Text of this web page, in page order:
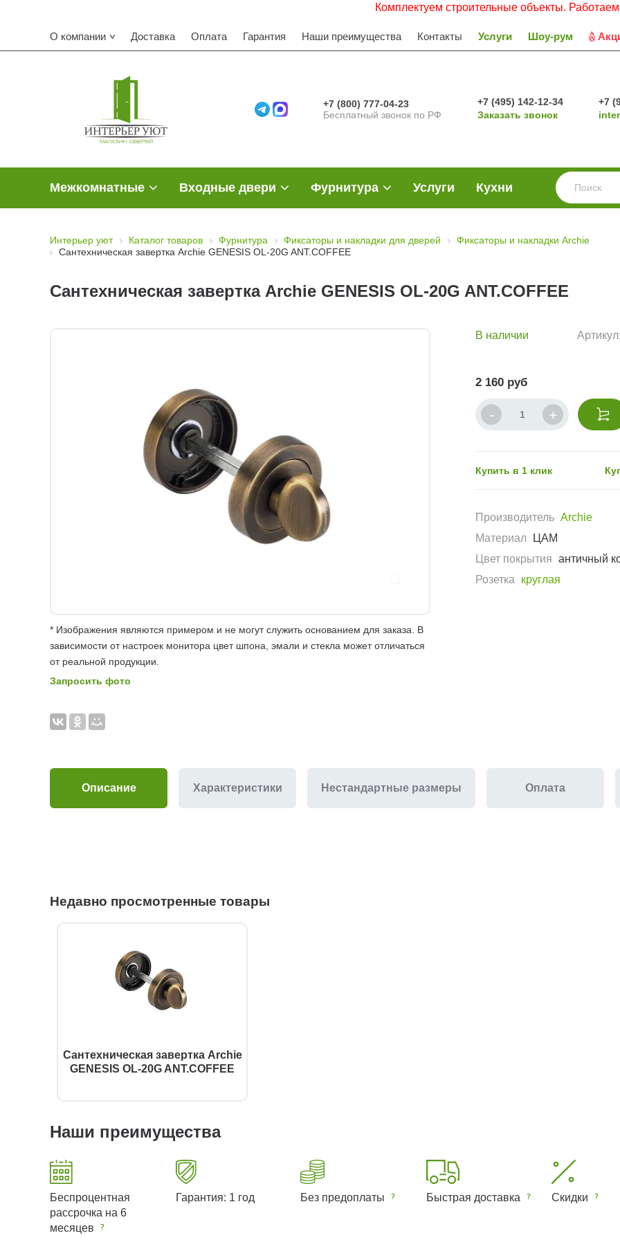
Комплектуем строительные объекты. Работаем с
О компании Доставка Оплата Гарантия Наши преимущества Контакты Услуги Шоу-рум
+7 (800) 777-04-23
Бесплатный звонок по РФ
+7 (495) 142-12-34
Заказать звонок
+7
Межкомнатные Входные двери Фурнитура Услуги Кухни
Интерьер уют Каталог товаров Фурнитура Фиксаторы и накладки для дверей
Фиксаторы и накладки Archie
Сантехническая завертка Archie GENESIS OL-20G ANT.COFFEE
Сантехническая завертка Archie GENESIS OL-20G ANT.COFFEE
* Изображения являются примером и не могут служить основанием для заказа. В
зависимости от настроек монитора цвет шпона, эмали и стекла может отличаться
от реальной продукции.
Запросить фото
В наличии Артикул:
2 160 руб
Купить в 1 клик
Производитель Archie
Материал
ЦАМ
Цвет покрытия античный
Розетка
круглая
Описание Характеристики Нестандартные размеры Оплата
Недавно просмотренные товары
Сантехническая завертка Archie
GENESIS OL-20G ANT.COFFEE
Наши преимущества
Беспроцентная
рассрочка на 6
месяцев
Гарантия: 1 год Без предоплаты Быстрая доставка Скидки